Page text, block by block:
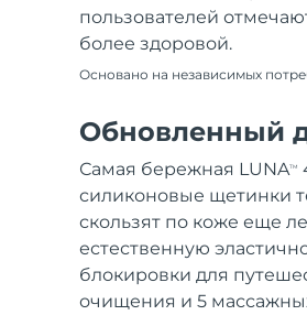
пользователей
более здоровой.
Основано на независимых
Обновленный
Самая бережная LUNATM
силиконовые щетинки
скользят по коже еще
естественную
блокировки для
очищения и 5